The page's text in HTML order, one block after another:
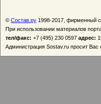
© Состав.ру 1998-2017, фирменный
При использовании материалов
тел/факс: +7 (495) 230 0597 адрес:
Администрация Sostav.ru просит